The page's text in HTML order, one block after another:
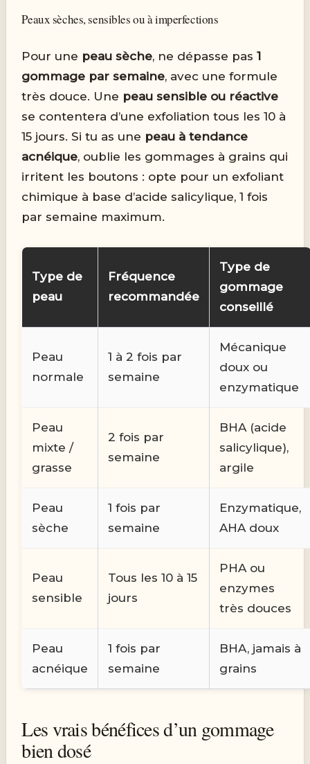
Peaux sèches, sensibles ou à imperfections
Pour une peau sèche, ne dépasse pas1
gommage par semaine, avec une formule
très douce. Une peau sensible ou réactive
se contentera d’une exfoliation tous les 10 à
15 jours. Si tu as une peau à tendance
acnéique, oublie les gommages à grains qui
irritent les boutons : opte pour un exfoliant
chimique à base d’acide salicylique, 1 fois
par semaine maximum.
Type de
peau
Fréquence
recommandée
Type de
gommage
conseillé
Peau
normale
1 à 2 fois par
semaine
Mécanique
doux ou
enzymatique
Peau
mixte /
grasse
2 fois par
semaine
BHA (acide
salicylique),
argile
Peau
sèche
1 fois par
semaine
Enzymatique,
AHA doux
Peau
sensible
Tous les 10 à 15
jours
PHA ou
enzymes
très douces
Peau
acnéique
1 fois par
semaine
BHA, jamais à
grains
Les vrais bénéfices d’un gommage
bien dosé